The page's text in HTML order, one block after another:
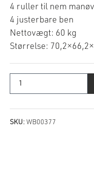
4 ruller til nem
4 justerbare ben
Nettovægt: 60 kg
Størrelse:
pizzaovn
SKU: WB00377